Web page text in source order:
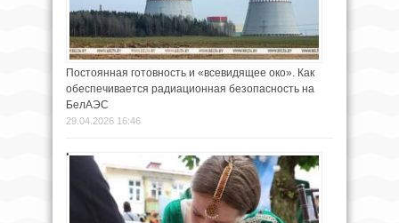
Постоянная готовность и «всевидящее око». Как
обеспечивается радиационная безопасность на
БелАЭС
29.04.2026 16:46